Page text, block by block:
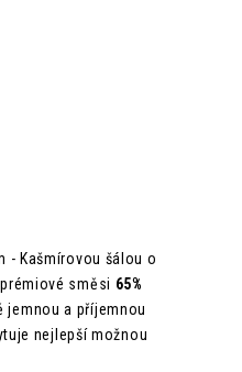
- Kašmírovou šálou o
směsi 65%
jemnou a příjemnou
nejlepší možnou